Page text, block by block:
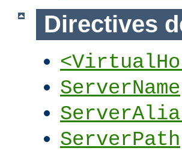
Directives
ServerName
ServerPath